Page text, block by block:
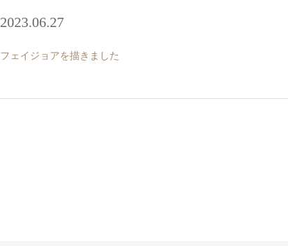
2023.06.27
フェイジョアを描きました